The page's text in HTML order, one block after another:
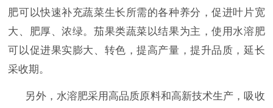
肥可以快速补充蔬菜生长所需的各种养分，促进叶片宽
大、肥厚、浓绿。茄果类蔬菜以结果为主，使用水溶肥
可以促进果实膨大、转色，提高产量，提升品质，延长
采收期。
另外，水溶肥采用高品质原料和高新技术生产，吸收